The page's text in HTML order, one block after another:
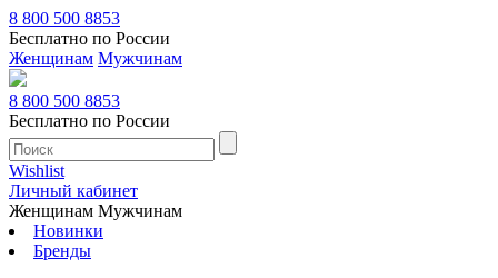
8 800 500 8853
Бесплатно по России
Женщинам Мужчинам
8 800 500 8853
Бесплатно по России
Wishlist
Личный кабинет
Женщинам Мужчинам
Новинки
Бренды